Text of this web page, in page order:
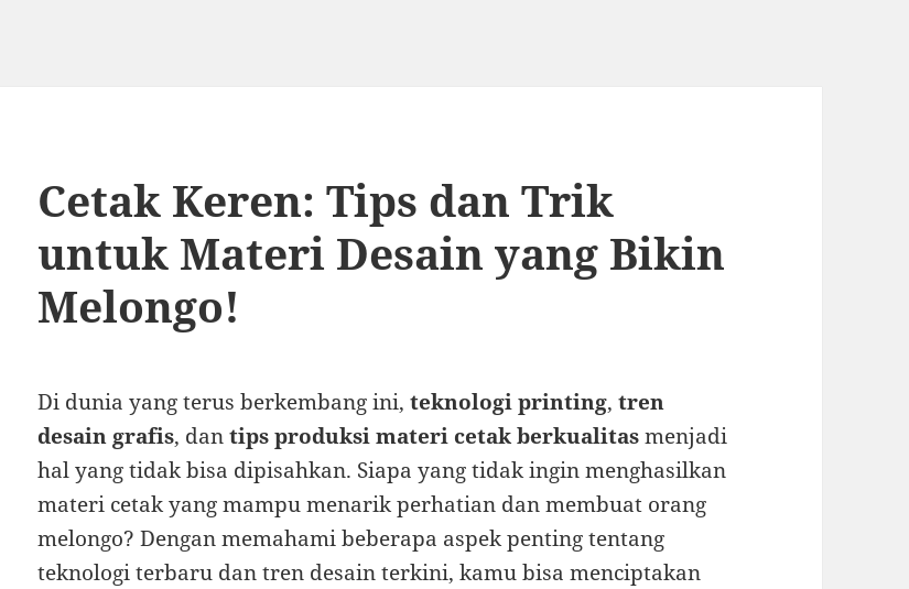
Cetak Keren: Tips dan Trik
untuk Materi Desain yang Bikin
Melongo!
Di dunia yang terus berkembang ini,teknologi printing,tren
desain grafis, dantips produksi materi cetak berkualitasmenjadi
hal yang tidak bisa dipisahkan. Siapa yang tidak ingin menghasilkan
materi cetak yang mampu menarik perhatian dan membuat orang
melongo? Dengan memahami beberapa aspek penting tentang
teknologi terbaru dan tren desain terkini, kamu bisa menciptakan